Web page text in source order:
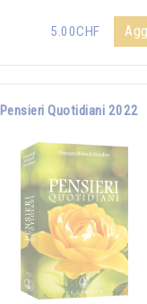
5.00CHF
Pensieri Quotidiani 2022